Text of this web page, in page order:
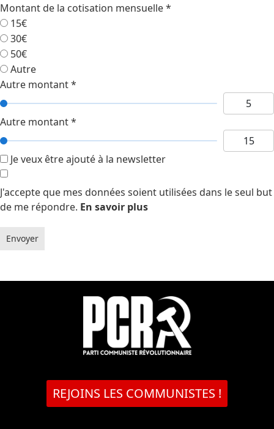
Montant de la cotisation mensuelle*
15€
30€
50€
Autre
Autre montant*
Autre montant*
Je veux être ajouté à la newsletter
J'accepte que mes données soient utilisées dans le seul but
de me répondre. En savoir plus
Envoyer
REJOINS LES COMMUNISTES !